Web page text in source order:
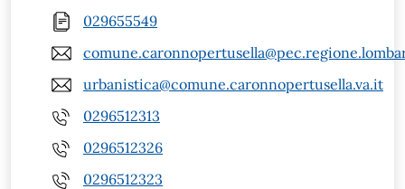
029655549
urbanistica@comune.caronnopertusella.va.it
0296512313
0296512326
0296512323